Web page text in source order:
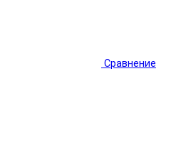
Сравнение